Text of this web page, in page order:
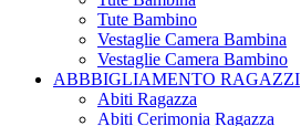
Tute Bambino
Vestaglie Camera Bambina
Vestaglie Camera Bambino
ABBBIGLIAMENTO RAGAZZI
Abiti Ragazza
Abiti Cerimonia Ragazza